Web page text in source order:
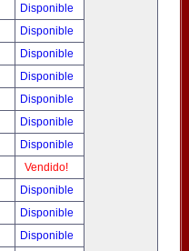
Disponible
Disponible
Disponible
Disponible
Disponible
Disponible
Disponible
Vendido!
Disponible
Disponible
Disponible